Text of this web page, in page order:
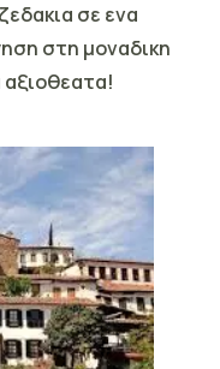
σε ενα
στη μοναδικη